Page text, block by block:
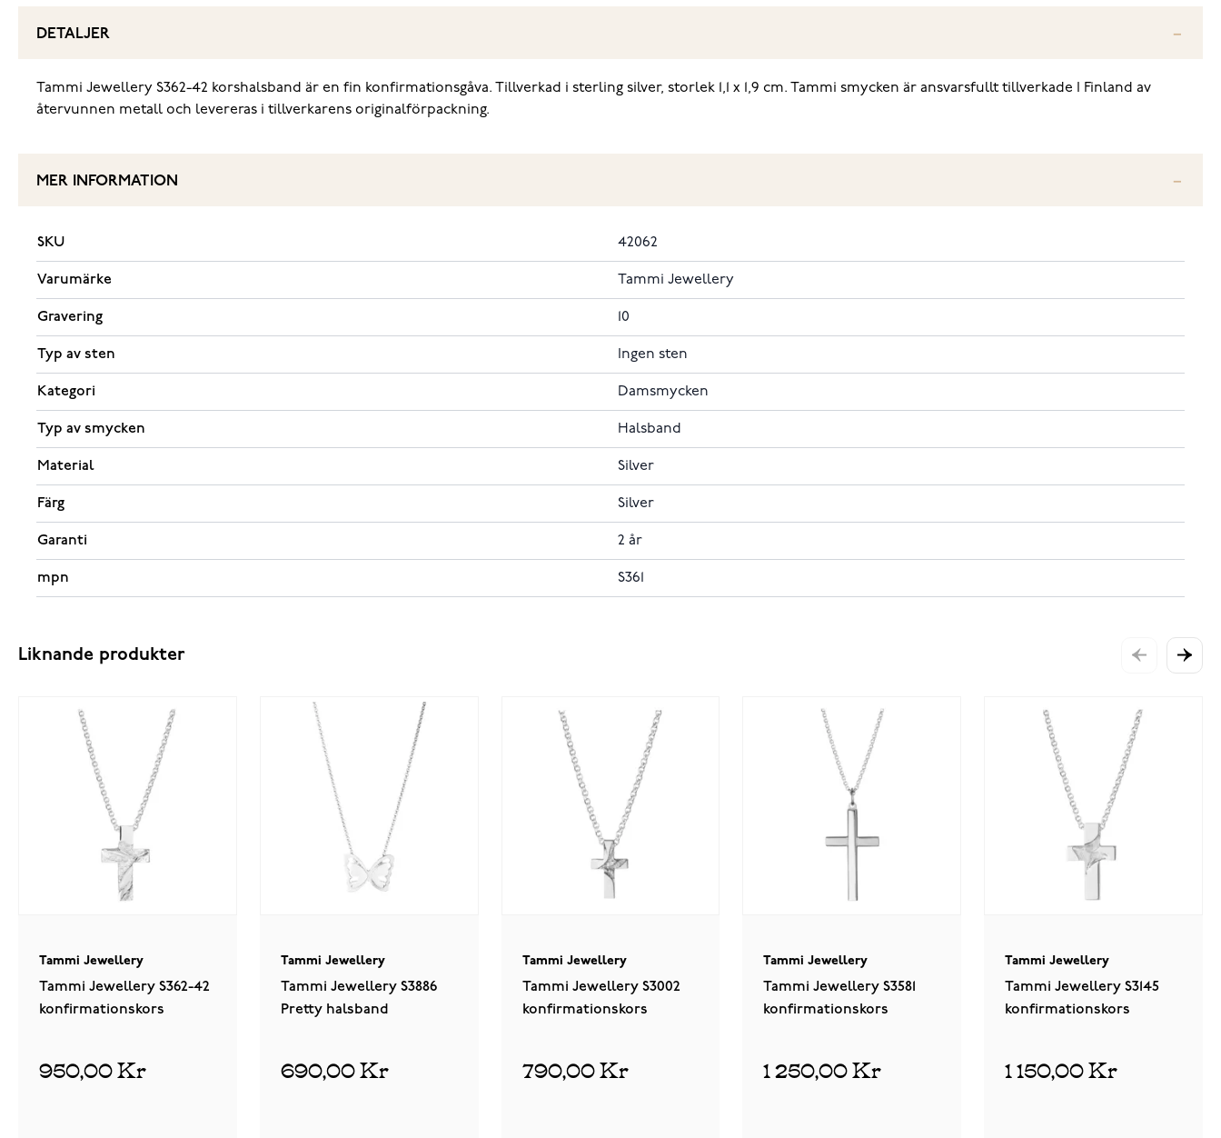
DETALJER
Tammi Jewellery S362-42 korshalsband är en fin konfirmationsgåva. Tillverkad i sterling silver, storlek 1,1 x 1,9 cm. Tammi smycken är ansvarsfullt tillverkade I Finland av
återvunnen metall och levereras i tillverkarens originalförpackning.
MER INFORMATION
SKU 42062
Varumärke Tammi Jewellery
Gravering 10
Typ av sten Ingen sten
Kategori Damsmycken
Typ av smycken Halsband
Material Silver
Färg Silver
Garanti 2 år
mpn S361
Liknande produkter
Tammi Jewellery
Tammi Jewellery S362-42
konfirmationskors
950,00 Kr
Tammi Jewellery
Tammi Jewellery S3886
Pretty halsband
690,00 Kr
Tammi Jewellery
Tammi Jewellery S3002
konfirmationskors
790,00 Kr
Tammi Jewellery
Tammi Jewellery S3581
konfirmationskors
1 250,00 Kr
Tammi Jewellery
Tammi Jewellery S3145
konfirmationskors
1 150,00 Kr